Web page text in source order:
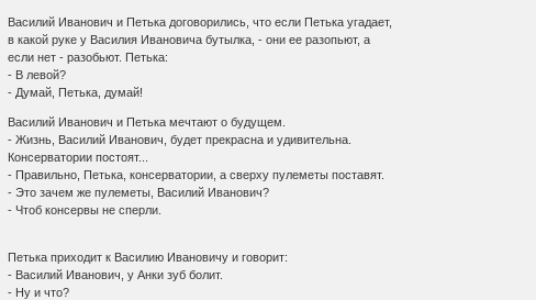
Василий Иванович и Петька договорились, что если Петька угадает,
в какой руке у Василия Ивановича бутылка, - они ее разопьют, а
если нет - разобьют. Петька:
- В левой?
- Думай, Петька, думай!
Василий Иванович и Петька мечтают о будущем.
- Жизнь, Василий Иванович, будет прекрасна и удивительна.
Консерватории постоят...
- Правильно, Петька, консерватории, а сверху пулеметы поставят.
- Это зачем же пулеметы, Василий Иванович?
- Чтоб консервы не сперли.
Петька приходит к Василию Ивановичу и говорит:
- Василий Иванович, у Анки зуб болит.
- Ну и что?